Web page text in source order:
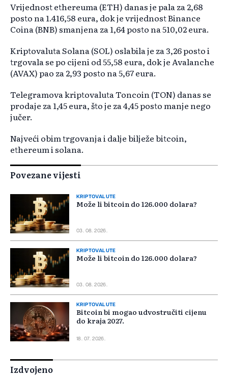
Vrijednost ethereuma (ETH) danas je pala za 2,68
posto na 1.416,58 eura, dok je vrijednost Binance
Coina (BNB) smanjena za 1,64 posto na 510,02 eura.
Kriptovaluta Solana (SOL) oslabila je za 3,26 posto i
trgovala se po cijeni od 55,58 eura, dok je Avalanche
(AVAX) pao za 2,93 posto na 5,67 eura.
Telegramova kriptovaluta Toncoin (TON) danas se
prodaje za 1,45 eura, što je za 4,45 posto manje nego
jučer.
Najveći obim trgovanja i dalje bilježe bitcoin,
ethereum i solana.
Povezane vijesti
KRIPTOVALUTE
Može li bitcoin do 126.000 dolara?
03. 08. 2026.
KRIPTOVALUTE
Može li bitcoin do 126.000 dolara?
03. 08. 2026.
KRIPTOVALUTE
Bitcoin bi mogao udvostručiti cijenu
do kraja 2027.
18. 07. 2026.
Izdvojeno